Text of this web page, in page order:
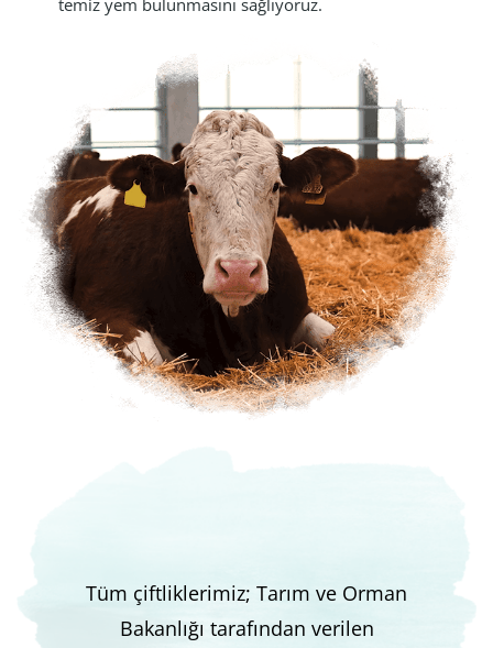
temiz yem bulunmasını sağlıyoruz.
Tüm çiftliklerimiz; Tarım ve Orman
Bakanlığı tarafından verilen